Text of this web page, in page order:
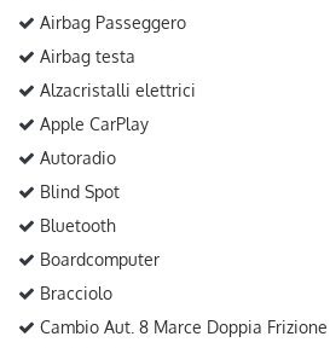
Airbag Passeggero
Airbag testa
Alzacristalli elettrici
Apple CarPlay
Autoradio
Blind Spot
Bluetooth
Boardcomputer
Bracciolo
Cambio Aut. 8 Marce Doppia Frizione